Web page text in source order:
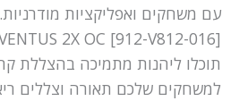
2X OC [912-V812-016]
תוכלו ליהנות מתמיכה בהצללת